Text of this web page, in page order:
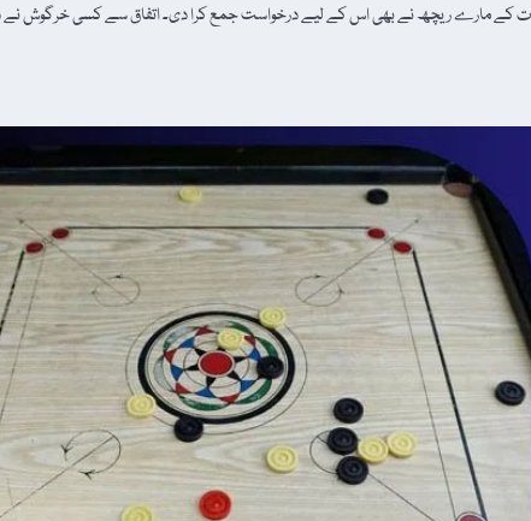
کے مارے ریچھ نے بھی اس کے لیے درخواست جمع کرا دی۔ اتفاق سے کسی خرگوش نے